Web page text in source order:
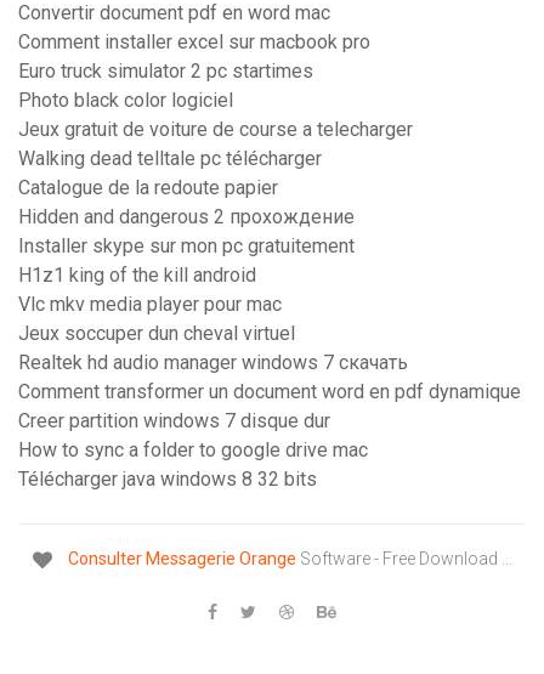
Convertir document pdf en word mac
Comment installer excel sur macbook pro
Euro truck simulator 2 pc startimes
Photo black color logiciel
Jeux gratuit de voiture de course a telecharger
Walking dead telltale pc télécharger
Catalogue de la redoute papier
Hidden and dangerous 2 прохождение
Installer skype sur mon pc gratuitement
H1z1 king of the kill android
Vlc mkv media player pour mac
Jeux soccuper dun cheval virtuel
Realtek hd audio manager windows 7 скачать
Comment transformer un document word en pdf dynamique
Creer partition windows 7 disque dur
How to sync a folder to google drive mac
Télécharger java windows 8 32 bits
Consulter Messagerie Orange Software - Free Download …